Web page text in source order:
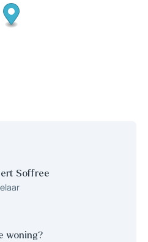
de woning en geeft een warme
geven toegang tot de fraaie
vaatwasser (2025). Vanuit de
deze ruimte is ideaal voor de
tot de drie slaapkamers, de
verdieping. De badkamer is
van een ligbad, doucheruimte,
Soffree
woning?